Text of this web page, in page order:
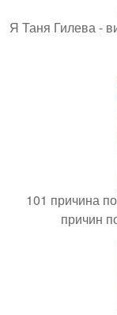
Я Таня Гилева -
101 причина
причин